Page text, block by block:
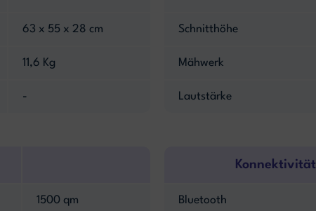
63 x 55 x 28 cm
11,6 Kg
-
1500 qm
Schnitthöhe
Mähwerk
Lautstärke
Konnektivität
Bluetooth